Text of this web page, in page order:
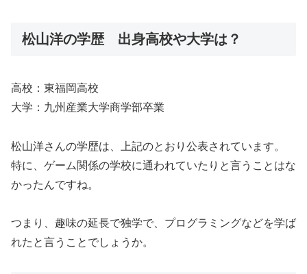
松山洋の学歴 出身高校や大学は？
高校：東福岡高校
大学：九州産業大学商学部卒業
松山洋さんの学歴は、上記のとおり公表されています。
特に、ゲーム関係の学校に通われていたりと言うことはな
かったんですね。
つまり、趣味の延長で独学で、プログラミングなどを学ば
れたと言うことでしょうか。